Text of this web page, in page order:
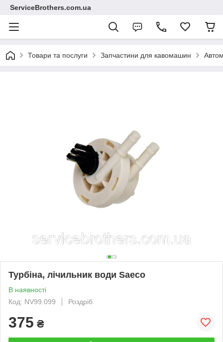
ServiceBrothers.com.ua
Товари та послуги Запчастини для кавомашин
Турбіна, лічильник води Saeco
В наявності
Код: NV99.099
Роздріб
375 ₴